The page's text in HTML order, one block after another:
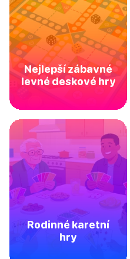
Nejlepší zábavné
levné deskové hry
Rodinné karetní
hry